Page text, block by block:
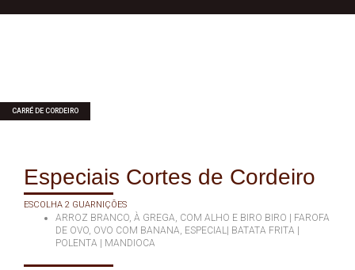
CARRÉ DE CORDEIRO
Especiais Cortes de Cordeiro
ESCOLHA 2 GUARNIÇÕES
ARROZ BRANCO, À GREGA, COM ALHO E BIRO BIRO | FAROFA
DE OVO, OVO COM BANANA, ESPECIAL| BATATA FRITA |
POLENTA | MANDIOCA